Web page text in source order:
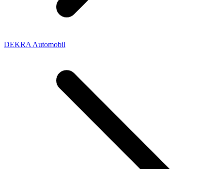
DEKRA Automobil